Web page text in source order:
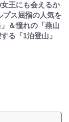
王にも会えるか
プス屈指の人気を
＆憧れの「燕山
る「1泊登山」